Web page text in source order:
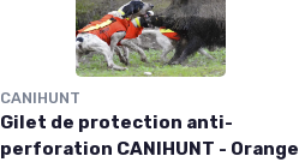
CANIHUNT
Gilet de protection anti-
perforation CANIHUNT - Orange